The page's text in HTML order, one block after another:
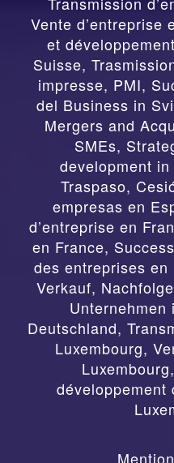
Vente d’entreprise
et
Suisse,
impresse, PMI,
del Business in
Mergers and
SMEs,
development
Traspaso,
empresas en
d’entreprise en
en France,
des entreprises en
Verkauf,
Unternehmen
Deutschland,
Luxembourg,
développement